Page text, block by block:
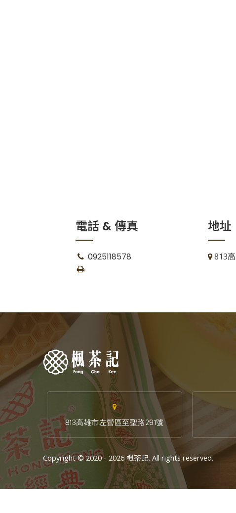
電話 & 傳真
0925118578
地址
813
813高雄市左營區至聖路291號
Copyright © 2020 - 2026 楓茶記. All rights reserved.